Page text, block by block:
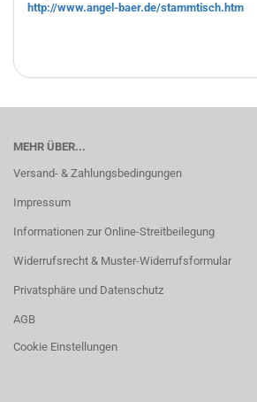
http://www.angel-baer.de/stammtisch.htm
MEHR ÜBER...
Versand- & Zahlungsbedingungen
Impressum
Informationen zur Online-Streitbeilegung
Widerrufsrecht & Muster-Widerrufsformular
Privatsphäre und Datenschutz
AGB
Cookie Einstellungen